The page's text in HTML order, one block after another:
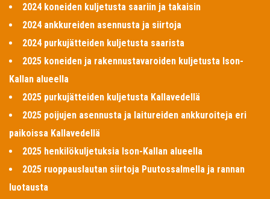
2024 koneiden kuljetusta saariin ja takaisin
2024 ankkureiden asennusta ja siirtoja
2024 purkujätteiden kuljetusta saarista
2025 koneiden ja rakennustavaroiden kuljetusta Ison-
Kallan alueella
2025 purkujätteiden kuljetusta Kallavedellä
2025 poijujen asennusta ja laitureiden ankkuroiteja eri
paikoissa Kallavedellä
2025 henkilökuljetuksia Ison-Kallan alueella
2025 ruoppauslautan siirtoja Puutossalmella ja rannan
luotausta